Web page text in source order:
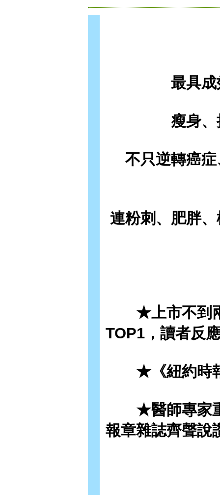
最具
瘦身
不只逆轉癌
連粉刺、肥胖
★上市不到兩
TOP1，讀者反
★《紐約時報
★醫師專家重
報章雜誌齊聲說